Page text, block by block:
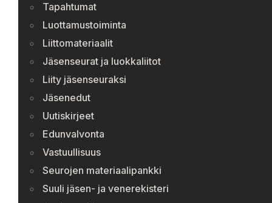
Tapahtumat
Luottamustoiminta
Liittomateriaalit
Jäsenseurat ja luokkaliitot
Liity jäsenseuraksi
Jäsenedut
Uutiskirjeet
Edunvalvonta
Vastuullisuus
Seurojen materiaalipankki
Suuli jäsen- ja venerekisteri